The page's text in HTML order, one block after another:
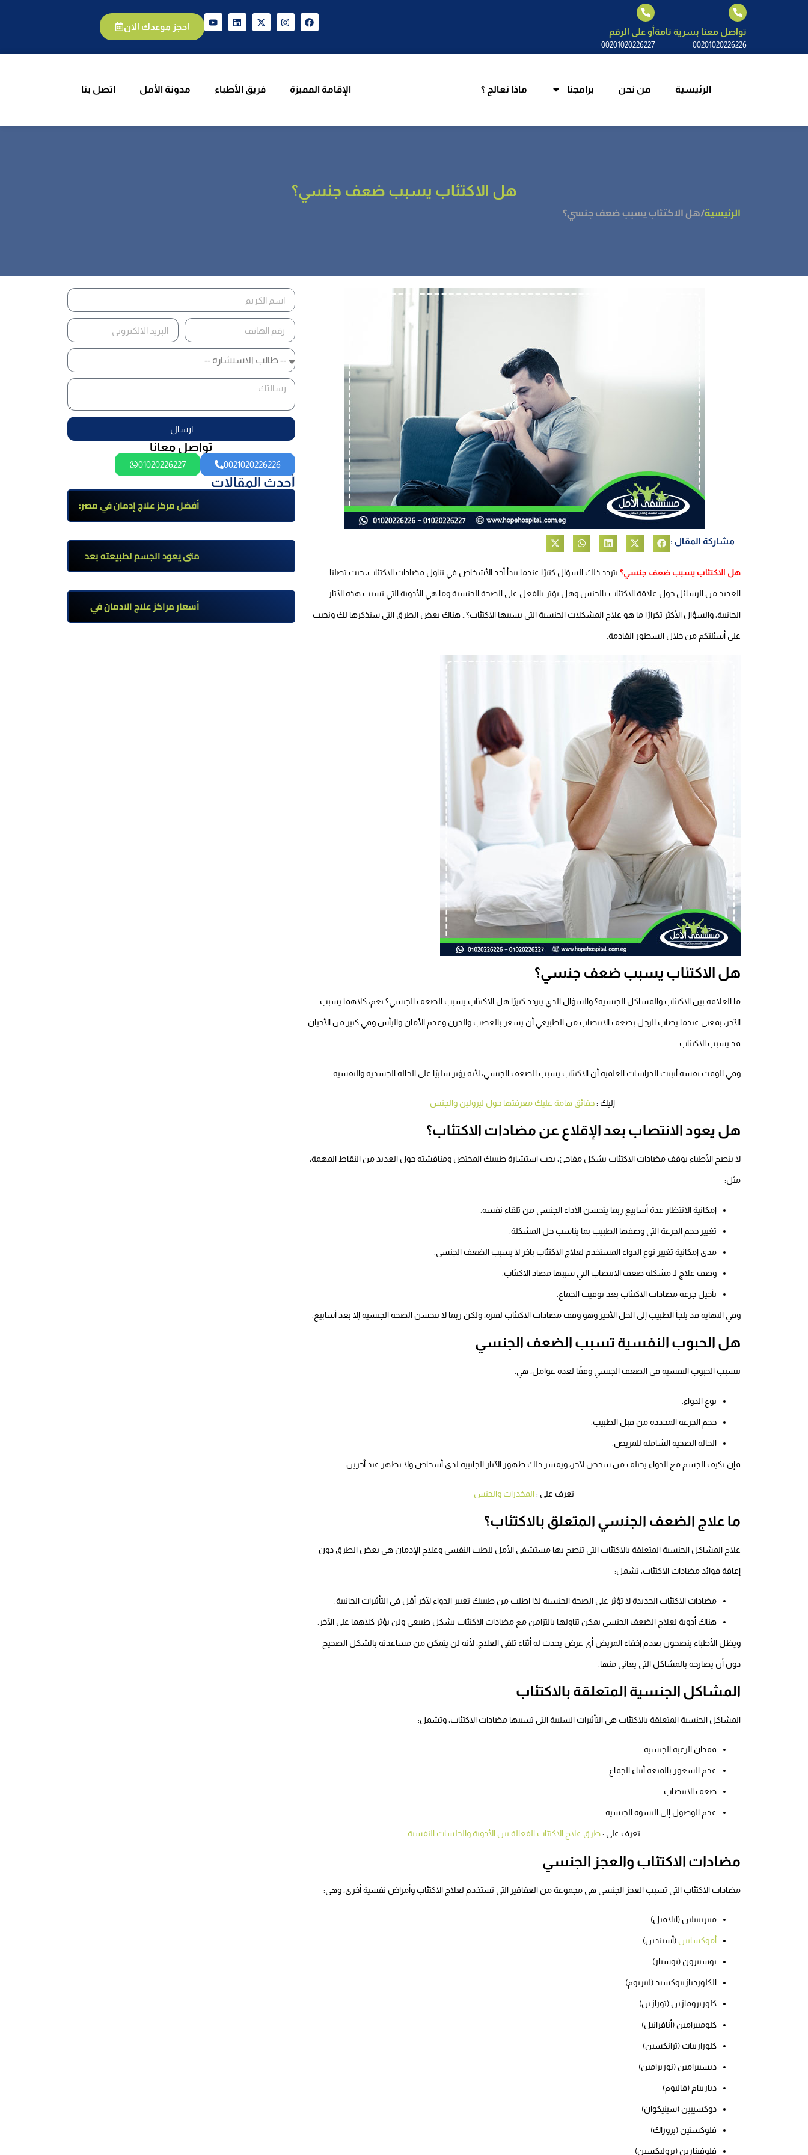
تواصل معنا بسرية تامة
00201020226226
أو على الرقم
00201020226227
احجز موعدك الان
الرئيسية من نحن برامجنا ماذا نعالج ؟ الإقامة المميزة فريق الأطباء مدونة الأمل اتصل بنا
الإقامة المميزة فريق الأطباء مدونة الأمل اتصل بنا
هل الاكتئاب يسبب ضعف جنسي؟
الرئيسية/هل الاكتئاب يسبب ضعف جنسي؟
مشاركة المقال :
هل الاكتئاب يسبب ضعف جنسي؟ يتردد ذلك السؤال كثيرًا عندما يبدأ أحد الأشخاص في تناول مضادات الاكتئاب، حيث تصلنا
العديد من الرسائل حول علاقة الاكتئاب بالجنس وهل يؤثر بالفعل على الصحة الجنسية وما هي الأدوية التي تسبب هذه الآثار
الجانبية، والسؤال الأكثر تكرارًا ما هو علاج المشكلات الجنسية التي يسببها الاكتئاب؟.. هناك بعض الطرق التي سنذكرها لك ونجيب
علي أسئلتكم من خلال السطور القادمة.
هل الاكتئاب يسبب ضعف جنسي؟
ما العلاقة بين الاكتئاب والمشاكل الجنسية؟ والسؤال الذي يتردد كثيرًا هل الاكتئاب يسبب الضعف الجنسي؟ نعم، كلاهما يسبب
الآخر، بمعنى عندما يصاب الرجل بضعف الانتصاب من الطبيعي أن يشعر بالغضب والحزن وعدم الأمان واليأس وفي كثير من الأحيان
قد يسبب الاكتئاب.
وفي الوقت نفسه أثبتت الدراسات العلمية أن الاكتئاب يسبب الضعف الجنسي، لأنه يؤثر سلبيًا على الحالة الجسدية والنفسية
إليك :حقائق هامة عليك معرفتها حول ليرولين والجنس
هل يعود الانتصاب بعد الإقلاع عن مضادات الاكتئاب؟
لا ينصح الأطباء بوقف مضادات الاكتئاب بشكل مفاجئ، يجب استشارة طبيبك المختص ومناقشته حول العديد من النقاط المهمة،
مثل:
إمكانية الانتظار عدة أسابيع ربما يتحسن الأداء الجنسي من تلقاء نفسه.
تغيير حجم الجرعة التي وصفها الطبيب بما يناسب حل المشكلة.
مدى إمكانية تغيير نوع الدواء المستخدم لعلاج الاكتئاب بآخر لا يسبب الضعف الجنسي.
وصف علاج لـ مشكلة ضعف الانتصاب التي سببها مضاد الاكتئاب.
تأجيل جرعة مضادات الاكتئاب بعد توقيت الجماع.
وفي النهاية قد يلجأ الطبيب إلى الحل الأخير وهو وقف مضادات الاكتئاب لفترة، ولكن ربما لا تتحسن الصحة الجنسية إلا بعد أسابيع.
هل الحبوب النفسية تسبب الضعف الجنسي
تتسبب الحبوب النفسية فى الضعف الجنسي وفقًا لعدة عوامل، هي:
نوع الدواء.
حجم الجرعة المحددة من قبل الطبيب.
الحالة الصحية الشاملة للمريض.
فإن تكيف الجسم مع الدواء يختلف من شخص لآخر، ويفسر ذلك ظهور الآثار الجانبية لدى أشخاص ولا تظهر عند آخرين.
تعرف على :المخدرات والجنس
ما علاج الضعف الجنسي المتعلق بالاكتئاب؟
علاج المشاكل الجنسية المتعلقة بالاكتئاب التي تنصح بها مستشفى الأمل للطب النفسي وعلاج الإدمان هي بعض الطرق دون
إعاقة فوائد مضادات الاكتئاب، تشمل:
مضادات الاكتئاب الجديدة لا تؤثر على الصحة الجنسية لذا اطلب من طبيبك تغيير الدواء لآخر أقل في التأثيرات الجانبية.
هناك أدوية لعلاج الضعف الجنسي يمكن تناولها بالتزامن مع مضادات الاكتئاب بشكل طبيعي ولن يؤثر كلاهما على الآخر.
ويظل الأطباء ينصحون بعدم إخفاء المريض أي عرض يحدث له أثناء تلقي العلاج، لأنه لن يتمكن من مساعدته بالشكل الصحيح
دون أن يصارحه بالمشاكل التي يعاني منها.
المشاكل الجنسية المتعلقة بالاكتئاب
المشاكل الجنسية المتعلقة بالاكتئاب هي التأثيرات السلبية التي تسببها مضادات الاكتئاب، وتشمل:
فقدان الرغبة الجنسية.
عدم الشعور بالمتعة أثناء الجماع.
ضعف الانتصاب.
عدم الوصول إلى النشوة الجنسية..
تعرف على :طرق علاج الاكتئاب الفعالة بين الأدوية والجلسات النفسية
مضادات الاكتئاب والعجز الجنسي
مضادات الاكتئاب التي تسبب العجز الجنسي هي مجموعة من العقاقير التي تستخدم لعلاج الاكتئاب وأمراض نفسية أخرى، وهي:
ميتريبتيلين (ايلافيل)
أموكسابين (أسيندين)
بوسبيرون (بوسبار)
الكلورديازيبوكسيد (ليبريوم)
كلوربرومازين (ثورازين)
كلوميبرامين (أنافرانيل)
كلورازيبات (ترانكسين)
ديسيبرامين (نوربرامين)
ديازيبام (فاليوم)
دوكسيبين (سينيكوان)
فلوكستين (پروزاك)
فلوفينازين (بروليكسين)
ارسال
تواصل معانا
0021020226226
01020226227
أحدث المقالات
أفضل مركز علاج إدمان في مصر:
برامج علاج معتمدة وتعافي آمن
تحت إشراف طبي
متى يعود الجسم لطبيعته بعد
ترك مخدر الآيس؟ مراحل التعافي
والعوامل المؤثرة
أسعار مراكز علاج الادمان في
مصر: كم تبلغ التكلفة وما الذي